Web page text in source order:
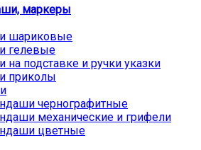
маркеры
шариковые
гелевые
на подставке и ручки указки
приколы
чернографитные
механические и грифели
цветные